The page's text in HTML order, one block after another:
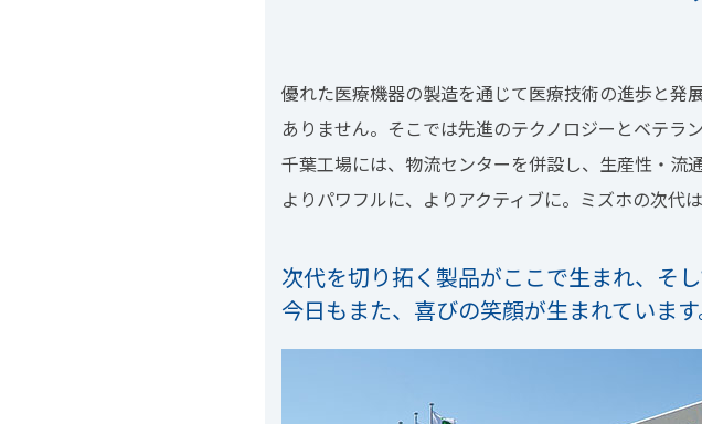
優れた医療機器の製造を通じて医療技術の進歩と発
ありません。そこでは先進のテクノロジーとベテラ
千葉工場には、物流センターを併設し、生産性・流
よりパワフルに、よりアクティブに。ミズホの次代
次代を切り拓く製品がここで生まれ、 そ
今日もまた、 喜びの笑顔が生まれています